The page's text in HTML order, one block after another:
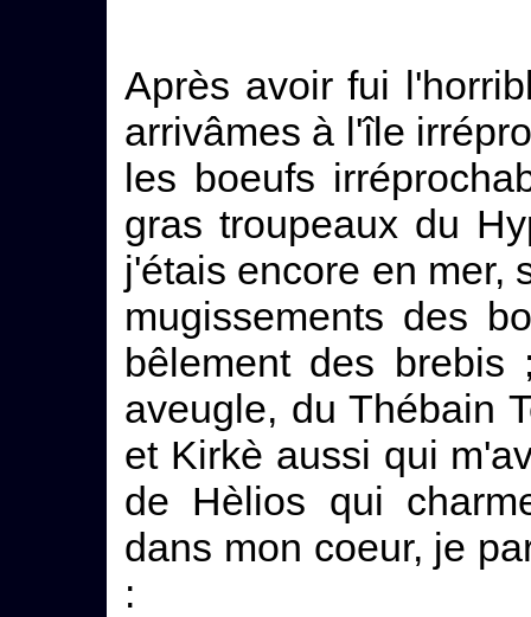
Après avoir fui
arrivâmes à l'île
les boeufs
gras troupeaux du
j'étais encore en mer,
mugissements des
bêlement des
aveugle, du Thébain
et Kirkè aussi qui
de Hèlios qui
dans mon coeur, je
: